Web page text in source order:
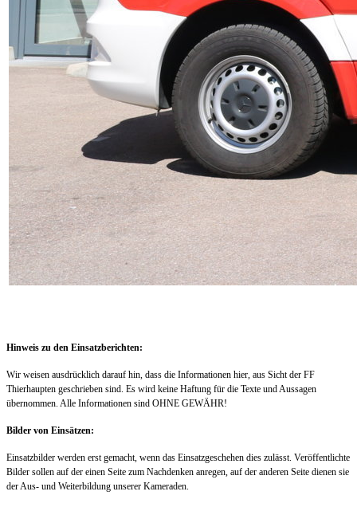
Hinweis zu den Einsatzberichten:
Wir weisen ausdrücklich darauf hin, dass die Informationen hier, aus Sicht der FF
Thierhaupten geschrieben sind. Es wird keine Haftung für die Texte und Aussagen
übernommen. Alle Informationen sind OHNE GEWÄHR!
Bilder von Einsätzen:
Einsatzbilder werden erst gemacht, wenn das Einsatzgeschehen dies zulässt. Veröffentlichte
Bilder sollen auf der einen Seite zum Nachdenken anregen, auf der anderen Seite dienen sie
der Aus- und Weiterbildung unserer Kameraden.